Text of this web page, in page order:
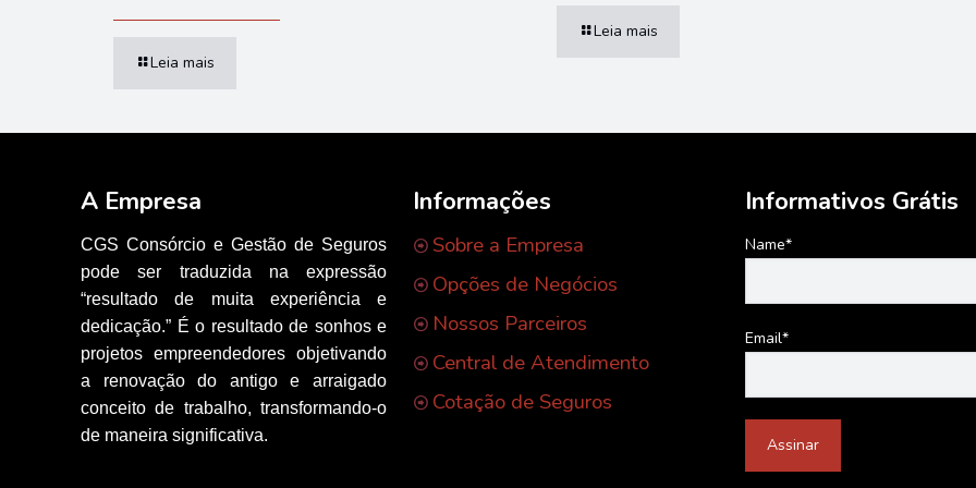
Leia mais
Leia mais
A Empresa
CGS Consórcio e Gestão de Seguros
pode ser traduzida na expressão
“resultado de muita experiência e
dedicação.” É o resultado de sonhos e
projetos empreendedores objetivando
a renovação do antigo e arraigado
conceito de trabalho, transformando-o
de maneira significativa.
Informações
Sobre a Empresa
Opções de Negócios
Nossos Parceiros
Central de Atendimento
Cotação de Seguros
Informativos Grátis
Name*
Email*